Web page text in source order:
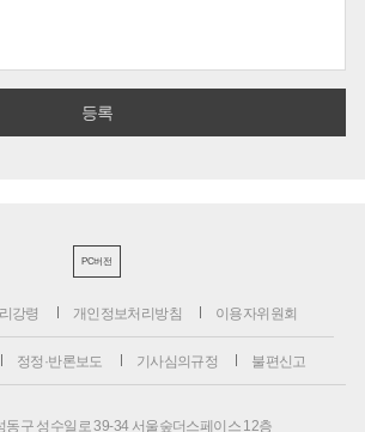
PC버전
강령 개인정보처리방침 이용자위원회
정정·반론보도 기사심의규정 불편신고
동구 성수일로 39-34 서울숲더스페이스 12층